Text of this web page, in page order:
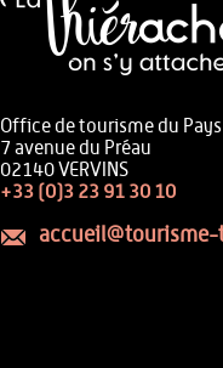
Office de tourisme du
7 avenue du Préau
02140 VERVINS
+33 (0)3 23 91 30 10